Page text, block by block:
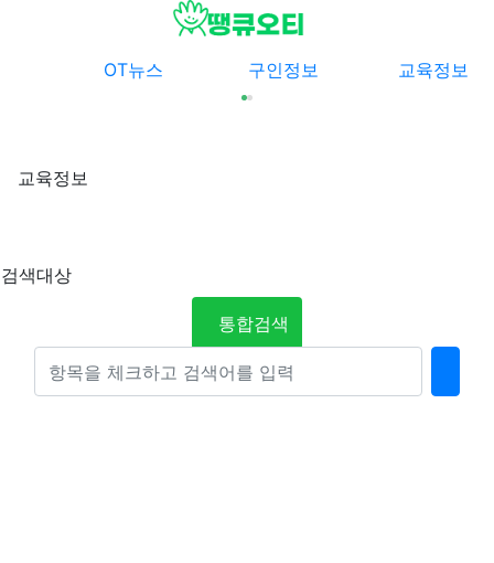
OT뉴스 구인정보 교육정보
교육정보
검색대상
통합검색